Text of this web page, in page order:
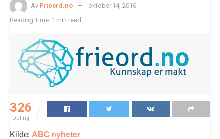
Av Frieord.no
oktober 14, 2016
Reading Time: 1 min read
326
Deling
Kilde: ABC nyheter